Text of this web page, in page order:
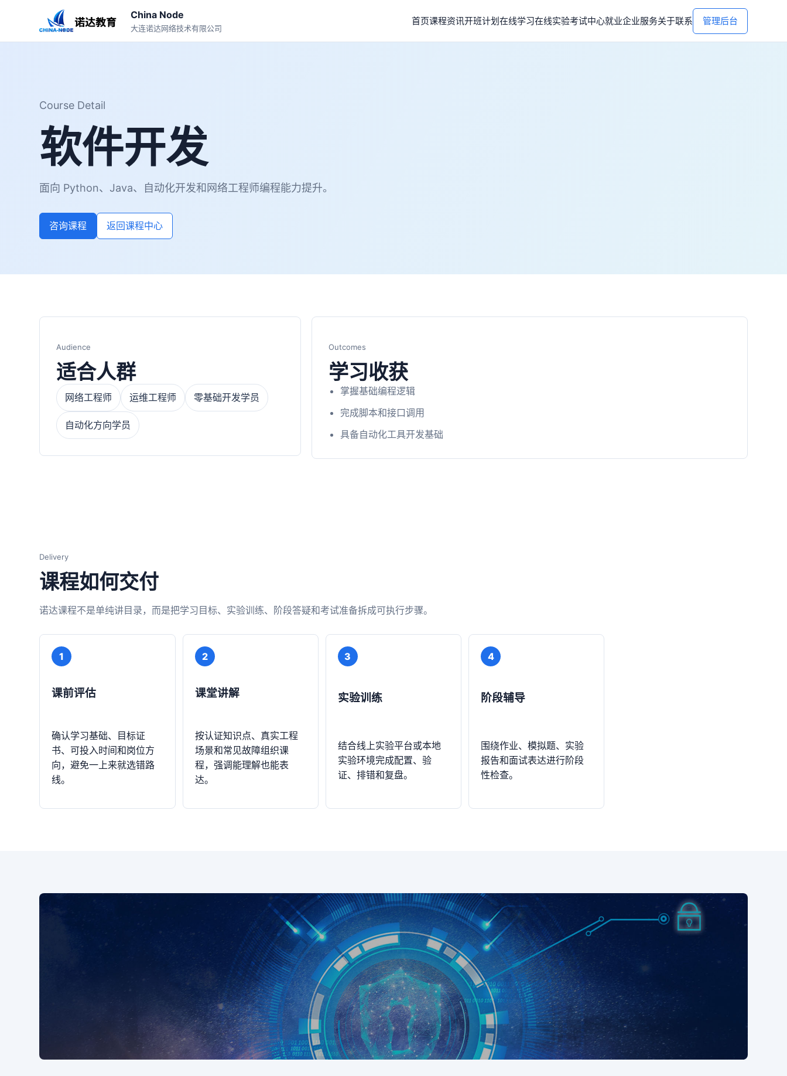
China Node
大连诺达网络技术有限公司
首页课程资讯开班计划在线学习在线实验考试中心就业企业服务关于联系 管理后台
Course Detail
软件开发
面向 Python、Java、自动化开发和网络工程师编程能力提升。
咨询课程 返回课程中心
Audience
适合人群
网络工程师 运维工程师 零基础开发学员
自动化方向学员
Outcomes
学习收获
掌握基础编程逻辑
完成脚本和接口调用
具备自动化工具开发基础
Delivery
课程如何交付
诺达课程不是单纯讲目录，而是把学习目标、实验训练、阶段答疑和考试准备拆成可执行步骤。
1
课前评估
确认学习基础、目标证
书、可投入时间和岗位方
向，避免一上来就选错路
线。
2
课堂讲解
按认证知识点、真实工程
场景和常见故障组织课
程，强调能理解也能表
达。
3
实验训练
结合线上实验平台或本地
实验环境完成配置、验
证、排错和复盘。
4
阶段辅导
围绕作业、模拟题、实验
报告和面试表达进行阶段
性检查。